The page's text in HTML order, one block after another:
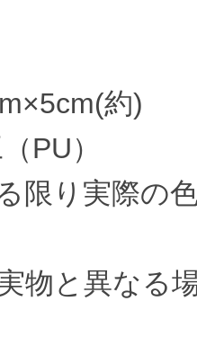
約)
PU）
限り実際の
物と異なる